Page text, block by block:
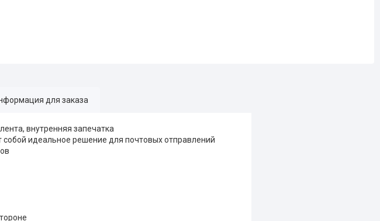
для заказа
внутренняя запечатка
идеальное решение для почтовых отправлений